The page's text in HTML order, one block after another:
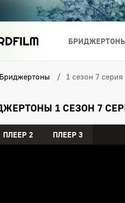
Бриджертоны 1 сезон 7 серия
1 СЕЗОН 7
ПЛЕЕР 2 ПЛЕЕР 3